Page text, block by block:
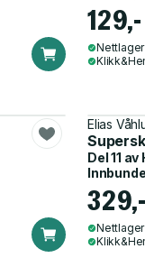
129,-
Nettlager
Elias
Del 11 av
329,-
Nettlager